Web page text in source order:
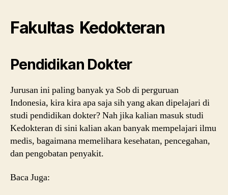
Fakultas Kedokteran
Pendidikan Dokter
Jurusan ini paling banyak ya Sob di perguruan
Indonesia, kira kira apa saja sih yang akan dipelajari di
studi pendidikan dokter? Nah jika kalian masuk studi
Kedokteran di sini kalian akan banyak mempelajari ilmu
medis, bagaimana memelihara kesehatan, pencegahan,
dan pengobatan penyakit.
Baca Juga: